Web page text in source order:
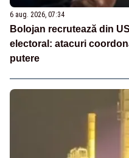
6 aug. 2026, 07:34
Bolojan recrutează din
electoral: atacuri
putere